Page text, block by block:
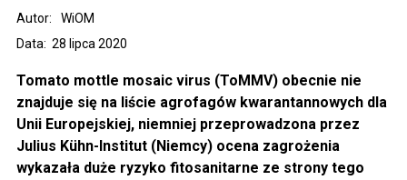
Data: 28 lipca 2020
Autor: WiOM
Tomato mottle mosaic virus (ToMMV) obecnie nie
znajduje się na liście agrofagów kwarantannowych dla
Unii Europejskiej, niemniej przeprowadzona przez
Julius Kühn-Institut (Niemcy) ocena zagrożenia
wykazała duże ryzyko fitosanitarne ze strony tego